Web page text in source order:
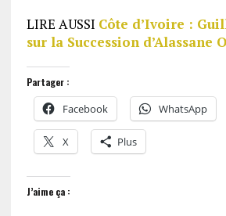
LIRE AUSSI Côte d’Ivoire :
sur la Succession d’Alassane
Partager :
Facebook WhatsApp
X Plus
J’aime ça :